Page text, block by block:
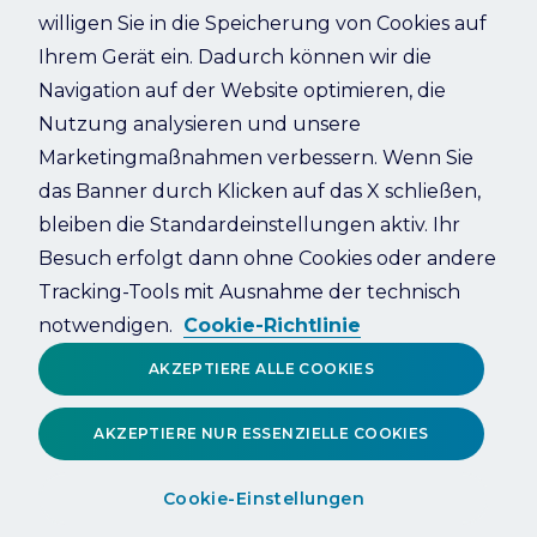
Refresh
willigen Sie in die Speicherung von Cookies auf
Ihrem Gerät ein. Dadurch können wir die
Navigation auf der Website optimieren, die
Nutzung analysieren und unsere
Marketingmaßnahmen verbessern. Wenn Sie
das Banner durch Klicken auf das X schließen,
bleiben die Standardeinstellungen aktiv. Ihr
Besuch erfolgt dann ohne Cookies oder andere
Tracking-Tools mit Ausnahme der technisch
notwendigen. Cookie-Richtlinie
Cookie-Einstellungen
AKZEPTIERE NUR ESSENZIELLE COOKIES
AKZEPTIERE ALLE COOKIES